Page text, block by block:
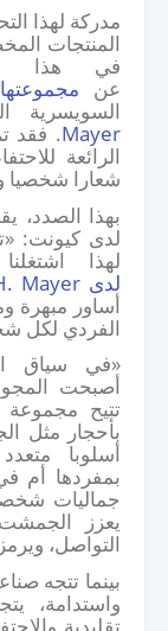
مدركة لهذا
المنتجات
في هذا
عن مجموعتها
السويسرية
Mayer. فقد
الرائعة
شعارا شخصيا
بهذا الصدد،
لدى كيونت:
لهذا
لدى Mayer
أساور مبهرة
الفردي لكل
«في سياق
أصبحت
تتيح مجموعة
بأحجار مثل
أسلوبا
بمفردها أم
جماليات
يعزز الجمشت
التواصل،
بينما تتجه
واستدامة،
تقليدية